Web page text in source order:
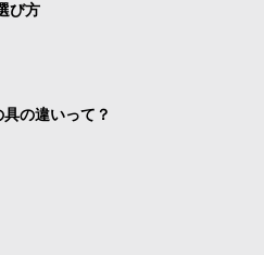
び方
の違いって？